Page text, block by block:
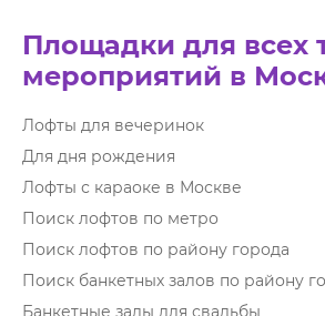
Площадки для всех
мероприятий в
Лофты для вечеринок
Для дня рождения
Лофты с караоке в Москве
Поиск лофтов по метро
Поиск лофтов по району города
Поиск банкетных залов по району
Банкетные залы для свадьбы